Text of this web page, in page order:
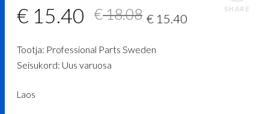
SHARE
€18.08 Algne
oli:
€ 15.40
Current
is:
€ 15.40
Tootja: Professional Parts Sweden
Seisukord: Uus varuosa
Laos